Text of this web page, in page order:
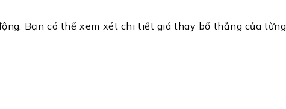
Bạn có thể xem xét chi tiết giá thay bố thắng của từng